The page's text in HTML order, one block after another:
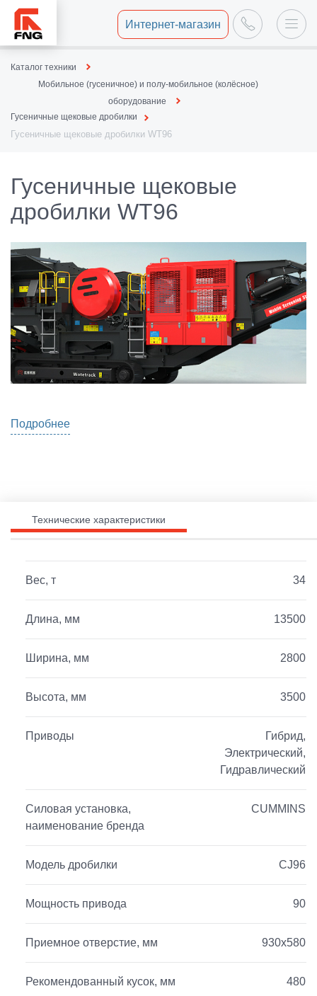
Интернет-магазин
Каталог техники
Мобильное (гусеничное) и полу-мобильное (колёсное)
оборудование
Гусеничные щековые дробилки
Гусеничные щековые дробилки WT96
Гусеничные щековые
дробилки WT96
Подробнее
Технические характеристики
Вес, т 34
Длина, мм 13500
Ширина, мм 2800
Высота, мм 3500
Приводы
Гибрид,
Электрический,
Гидравлический
Силовая установка,
наименование бренда
CUMMINS
Модель дробилки CJ96
Мощность привода 90
Приемное отверстие, мм 930х580
Рекомендованный кусок, мм 480